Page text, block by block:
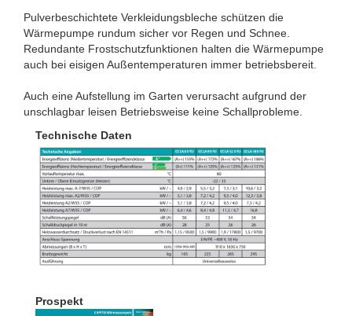
Pulverbeschichtete Verkleidungsbleche schützen die
Wärmepumpe rundum sicher vor Regen und Schnee.
Redundante Frostschutzfunktionen halten die Wärmepumpe
auch bei eisigen Außentemperaturen immer betriebsbereit.
Auch eine Aufstellung im Garten verursacht aufgrund der
unschlagbar leisen Betriebsweise keine Schallprobleme.
Technische Daten
Prospekt